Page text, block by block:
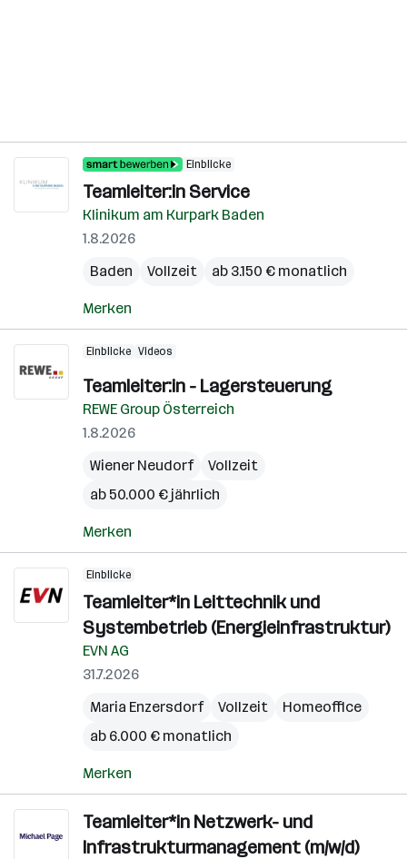
Einblicke
Teamleiter:in Service
Klinikum am Kurpark Baden
1.8.2026
Baden
Vollzeit ab 3.150 € monatlich
Merken
Einblicke Videos
Teamleiter:in - Lagersteuerung
REWE Group Österreich
1.8.2026
Wiener Neudorf
Vollzeit
ab 50.000 € jährlich
Merken
Einblicke
Teamleiter*in Leittechnik und
Systembetrieb (Energieinfrastruktur)
EVN AG
31.7.2026
Maria Enzersdorf
Vollzeit
Homeoffice
ab 6.000 € monatlich
Merken
Teamleiter*in Netzwerk- und
Infrastrukturmanagement (m/w/d)